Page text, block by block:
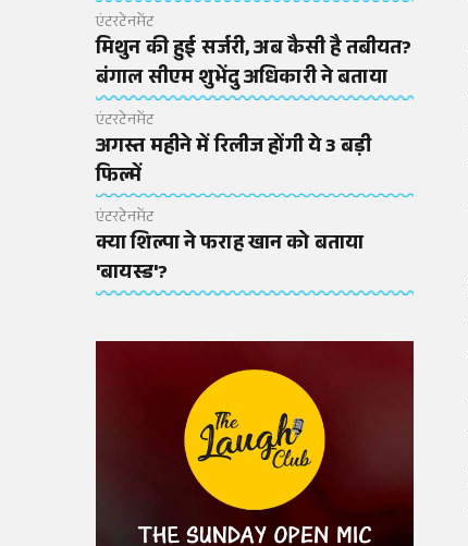
एंटरटेनमेंट
मिथुन की हुई सर्जरी, अब कैसी है तबीयत?
बंगाल सीएम शुभेंदु अधिकारी ने बताया
एंटरटेनमेंट
अगस्त महीने में रिलीज होंगी ये 3 बड़ी
फिल्में
एंटरटेनमेंट
क्या शिल्पा ने फराह खान को बताया
'बायस्ड'?